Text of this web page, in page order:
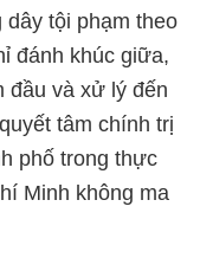
tội phạm theo
đánh khúc giữa,
đầu và xử lý đến
tâm chính trị
phố trong thực
Minh không ma